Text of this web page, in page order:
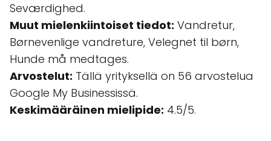
Seværdighed.
Muut mielenkiintoiset tiedot: Vandretur,
Børnevenlige vandreture, Velegnet til børn,
Hunde må medtages.
Arvostelut: Tällä yrityksellä on 56 arvostelua
Google My Businessissä.
Keskimääräinen mielipide: 4.5/5.